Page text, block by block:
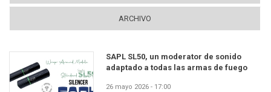
ARCHIVO
SAPL SL50, un moderator de sonido
adaptado a todas las armas de fuego
26 mayo 2026 - 17:00